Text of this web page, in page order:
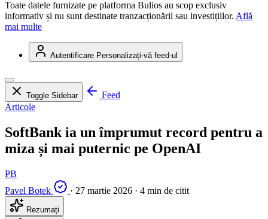
Toate datele furnizate pe platforma Bulios au scop exclusiv
informativ și nu sunt destinate tranzacționării sau investițiilor. Află
mai multe
Autentificare Personalizați-vă feed-ul
Toggle Sidebar
Feed
Articole
SoftBank ia un împrumut record pentru a
miza și mai puternic pe OpenAI
PB
Pavel Botek
· 27 martie 2026 · 4 min de citit
Rezumați